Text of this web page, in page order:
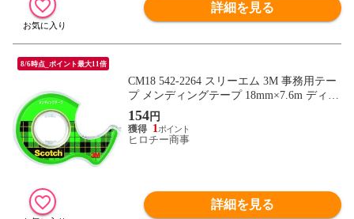
詳細を見る
8/6時点_ポイント最大11倍
CM18 542-2264 スリーエム 3M 事務用テー
プ メンディングテープ 18mm×7.6m ディス
ペンサー付
154円
1
ヒロチー商事
詳細を見る